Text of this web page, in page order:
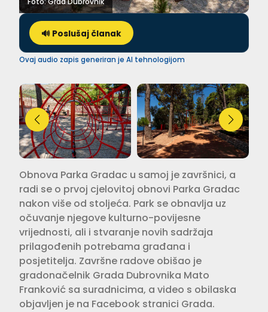
🔊 Poslušaj članak
Ovaj audio zapis generiran je AI tehnologijom
Obnova Parka Gradac u samoj je završnici, a
radi se o prvoj cjelovitoj obnovi Parka Gradac
nakon više od stoljeća. Park se obnavlja uz
očuvanje njegove kulturno-povijesne
vrijednosti, ali i stvaranje novih sadržaja
prilagođenih potrebama građana i
posjetitelja. Završne radove obišao je
gradonačelnik Grada Dubrovnika Mato
Franković sa suradnicima, a video s obilaska
objavljen je na Facebook stranici Grada.